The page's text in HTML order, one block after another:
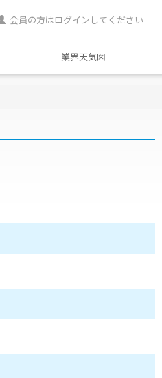
会員の方はログインしてください
業界天気図